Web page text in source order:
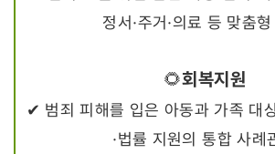
정서·주거·의료 등 맞춤
🌻회복지원
✔ 범죄 피해를 입은 아동과 가족 대
·법률 지원의 통합 사례